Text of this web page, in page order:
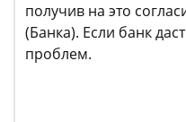
получив на это
(Банка). Если банк
проблем.